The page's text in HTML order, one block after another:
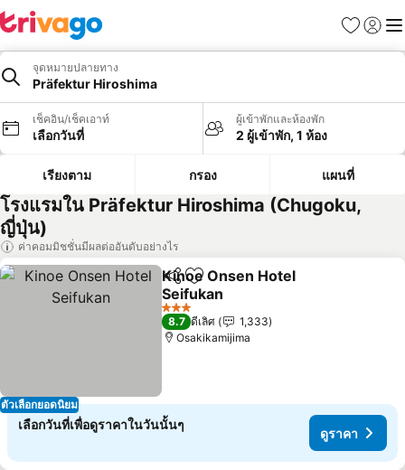
รายการโป
เข้าสู่ร
เมนู
จุดหมายปลายทาง
Präfektur Hiroshima
เช็คอิน/เช็คเอาท์
เลือกวันที่
ผู้เข้าพักและห้องพัก
2 ผู้เข้าพัก, 1 ห้อง
เรียงตาม กรอง แผนที่
โรงแรมใน Präfektur Hiroshima (Chugoku,
ญี่ปุ่น)
ค่าคอมมิชชั่นมีผลต่ออันดับอย่างไร
ตัวเลือกยอดนิยม
แชร์ เพิ่มในรายการโปรด
Kinoe Onsen Hotel
Seifukan
ดูราคา
3 ดาว
8.7 ดีเลิศ
1,333
Osakikamijima
เลือกวันที่เพื่อดูราคาในวันนั้นๆ
ดูราคา